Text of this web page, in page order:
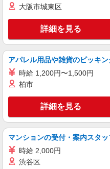
派遣社員
株式会社kotrio /●SW-H1-2001195
お試し勤務
助作業のみ
時給
東京都北区
キープ
派遣社員
株式会社kotrio /●SW-H1-1983908
大阪市城東区
詳細を見る
アパレル用品や雑貨のピッキ
時給 1,200円〜1,500円
柏市
詳細を見る
マンションの受付・案内スタッ
時給 2,000円
渋谷区